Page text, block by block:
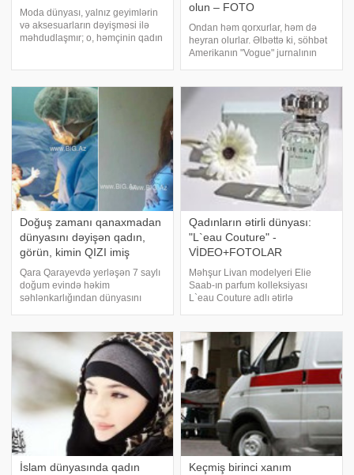
Moda dünyası, yalnız geyimlərin
və aksesuarların dəyişməsi ilə
məhdudlaşmır; o, həmçinin qadın
moda dünyasının qadın gözəlliyin
olun – FOTO
Ondan həm qorxurlar, həm də
heyran olurlar. Əlbəttə ki, söhbət
Amerikanın "Vogue" jurnalının
vermək fikrində deyil, məşhur
jurnalist Amerikanın "Vogue"
Doğuş zamanı qanaxmadan
dünyasını dəyişən qadın,
görün, kimin QIZI imiş
Qara Qarayevdə yerləşən 7 saylı
doğum evində həkim
səhlənkarlığından dünyasını
məqamlar ortaya çıxıb. -a daxil
olan məlumatlara görə analiz
aparılmadan qeysəriyyə
əməliyyat
Qadınların ətirli dünyası:
"L`eau Couture" -
VİDEO+FOTOLAR
Məhşur Livan modelyeri Elie
Saab-ın parfum kolleksiyası
L`eau Couture adlı ətirlə
kolleksiyasının mövzusunu
davam etdirir. Dizayner bu dəfə
də ləçək kimi yüngül parçaları
İslam dünyasında qadın
Keçmiş birinci xanım